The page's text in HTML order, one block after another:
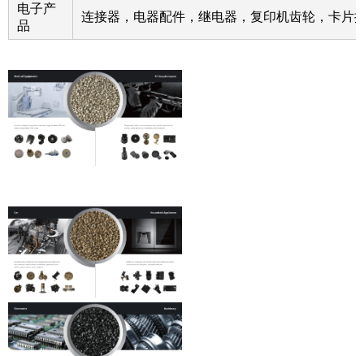
电子产
品
连接器，电器配件，继电器，复印机齿轮，卡片